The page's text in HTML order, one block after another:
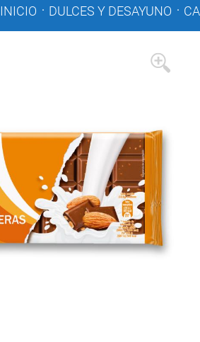
INICIO . DULCES Y DESAYUNO .